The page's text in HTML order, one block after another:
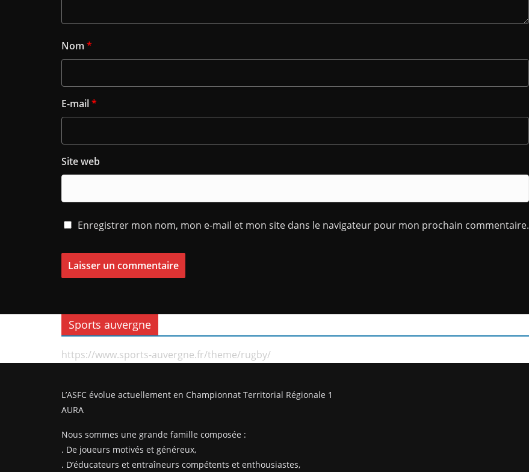
Nom *
E-mail*
Site web
Enregistrer mon nom, mon e-mail et mon site dans le navigateur pour mon prochain commentaire.
Sports auvergne
https://www.sports-auvergne.fr/theme/rugby/
L’ASFC évolue actuellement en Championnat Territorial Régionale 1
AURA
Nous sommes une grande famille composée :
. De joueurs motivés et généreux,
. D’éducateurs et entraîneurs compétents et enthousiastes,